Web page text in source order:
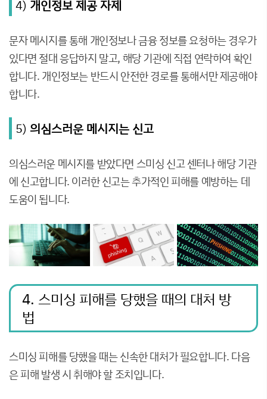
4) 개인정보 제공 자제
문자 메시지를 통해 개인정보나 금융 정보를 요청하는 경우가
있다면 절대 응답하지 말고, 해당 기관에 직접 연락하여 확인
합니다. 개인정보는 반드시 안전한 경로를 통해서만 제공해야
합니다.
5) 의심스러운 메시지는 신고
의심스러운 메시지를 받았다면 스미싱 신고 센터나 해당 기관
에 신고합니다. 이러한 신고는 추가적인 피해를 예방하는 데
도움이 됩니다.
4. 스미싱 피해를 당했을 때의 대처 방
법
스미싱 피해를 당했을 때는 신속한 대처가 필요합니다. 다음
은 피해 발생 시 취해야 할 조치입니다.